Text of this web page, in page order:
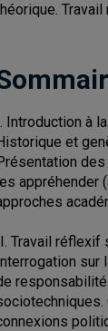
Introduction à
et
appréhender
Travail réflexif
sur